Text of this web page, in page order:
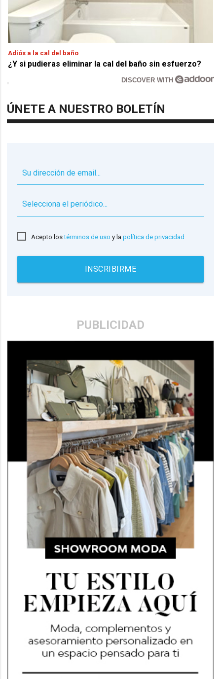
Adiós a la cal del baño
¿Y si pudieras eliminar la cal del baño sin esfuerzo?
DISCOVER WITH
ÚNETE A NUESTRO BOLETÍN
Acepto lostérminos de uso y lapolítica de privacidad
INSCRIBIRME
PUBLICIDAD